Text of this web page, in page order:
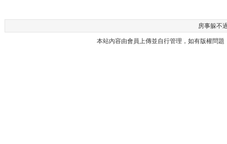
房事躲不
本站內容由會員上傳並自行管理，如有版權問